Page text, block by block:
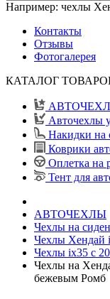
Например: чехлы
Контакты
Отзывы
Фотогалерея
КАТАЛОГ
Авточехлы
Накидки на
Коврики
Оплетка на
Тент для
АВТОЧЕХЛЫ
Чехлы на
Чехлы Хендай
Чехлы ix35 c
Чехлы на
бежевым Ромб